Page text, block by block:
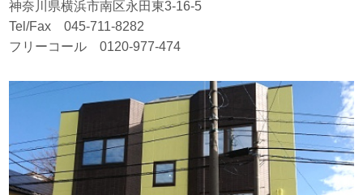
神奈川県横浜市南区永田東3-16-5
Tel/Fax 045-711-8282
フリーコール 0120-977-474